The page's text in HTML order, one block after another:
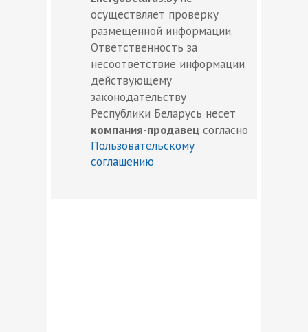
осуществляет проверку
размещенной информации.
Ответственность за
несоответствие информации
действующему
законодательству
Республики Беларусь несет
компания-продавец согласно
Пользовательскому
соглашению